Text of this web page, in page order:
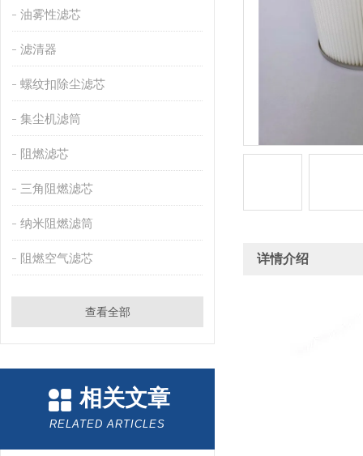
油雾性滤芯
滤清器
螺纹扣除尘滤芯
集尘机滤筒
阻燃滤芯
三角阻燃滤芯
纳米阻燃滤筒
阻燃空气滤芯
查看全部
相关文章
RELATED ARTICLES
详情介绍